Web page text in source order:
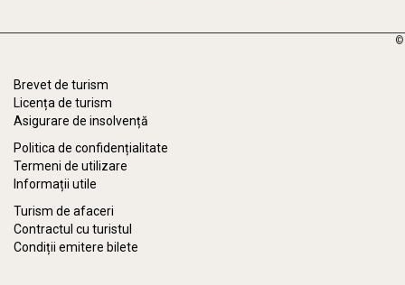
©
Brevet de turism
Licența de turism
Asigurare de insolvență
Politica de confidențialitate
Termeni de utilizare
Informații utile
Turism de afaceri
Contractul cu turistul
Condiții emitere bilete